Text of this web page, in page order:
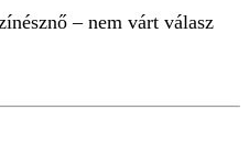
– nem várt válasz